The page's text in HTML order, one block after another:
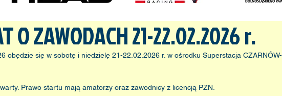
O ZAWODACH 21-22.02.2026 r.
obędzie się w sobotę i niedzielę 21-22.02.2026 r. w ośrodku Superstacja CZARNÓW-
Prawo startu mają amatorzy oraz zawodnicy z licencją PZN.